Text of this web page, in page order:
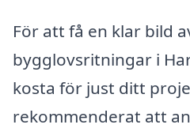
För att få en klar bild
bygglovsritningar i
kosta för just ditt
rekommenderat att